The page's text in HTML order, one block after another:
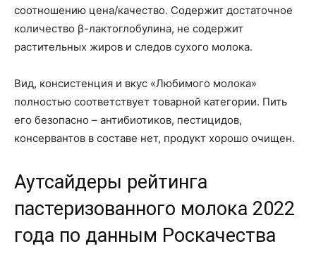
соотношению цена/качество. Содержит достаточное
количество β-лактоглобулина, не содержит
растительных жиров и следов сухого молока.
Вид, консистенция и вкус «Любимого молока»
полностью соответствует товарной категории. Пить
его безопасно – антибиотиков, пестицидов,
консервантов в составе нет, продукт хорошо очищен.
Аутсайдеры рейтинга
пастеризованного молока 2022
года по данным Роскачества